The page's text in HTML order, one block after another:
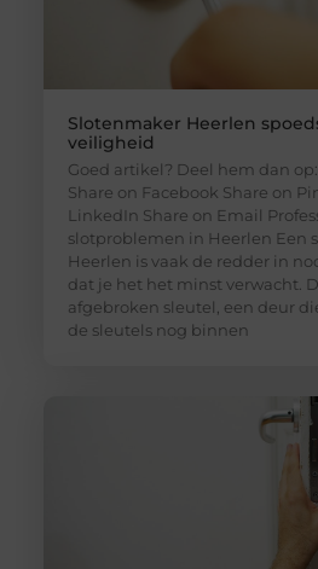
Slotenmaker Heerlen
veiligheid
Goed artikel? Deel hem dan
Share on Facebook Share on
LinkedIn Share on Email
slotproblemen in Heerlen Een
Heerlen is vaak de redder in
dat je het het minst verwacht.
afgebroken sleutel, een deur
de sleutels nog binnen